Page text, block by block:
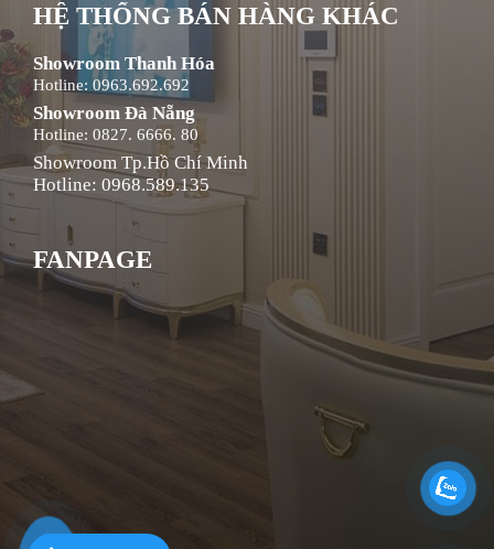
HỆ THỐNG BÁN HÀNG KHÁC
Showroom Thanh Hóa
Hotline: 0963.692.692
Showroom Đà Nẵng
Hotline: 0827. 6666. 80
Showroom Tp.Hồ Chí Minh
Hotline: 0968.589.135
FANPAGE